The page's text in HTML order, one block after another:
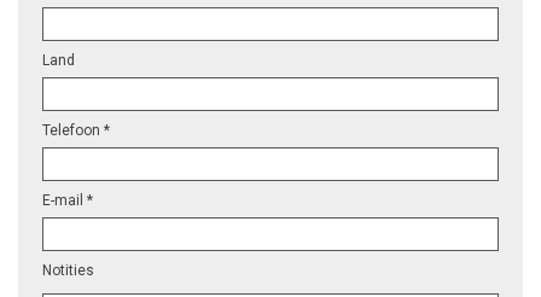
Land
Telefoon *
E-mail *
Notities